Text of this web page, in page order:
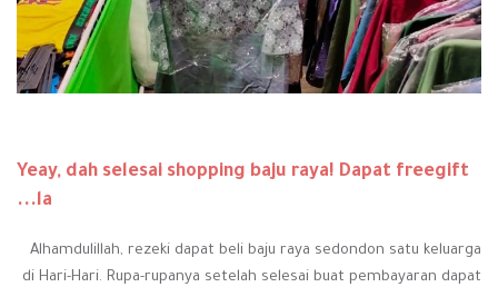
Yeay, dah selesai shopping baju raya! Dapat freegift
la...
Alhamdulillah, rezeki dapat beli baju raya sedondon satu keluarga
di Hari-Hari. Rupa-rupanya setelah selesai buat pembayaran dapat